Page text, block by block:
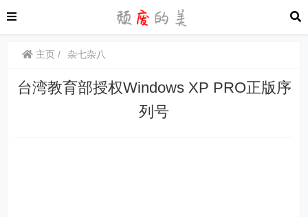
主页 杂七杂八
台湾教育部授权Windows XP PRO正版序
列号